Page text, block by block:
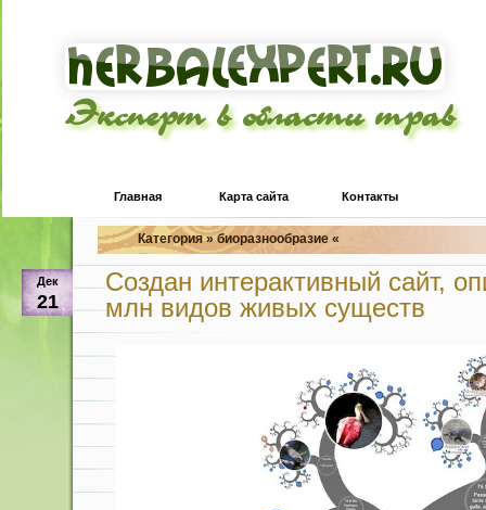
Эксперт в области трав
Главная Карта сайта Контакты
Категория » биоразнообразие «
Дек
21
Создан интерактивный сайт,
млн видов живых существ